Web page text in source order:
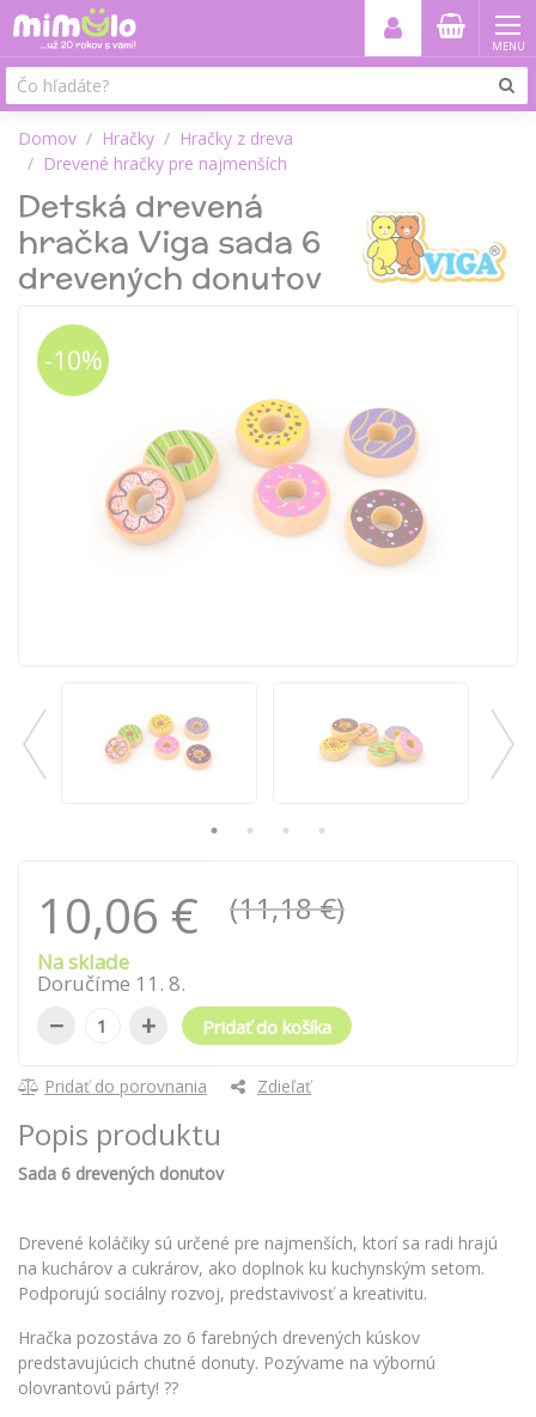
MENU
Domov Hračky
Hračky z dreva
Drevené hračky pre najmenších
Detská drevená
hračka Viga sada 6
drevených donutov
-10%
10,06 € (11,18 €)
Na sklade
Doručíme 11 . 8.
− + Pridať do košíka
Pridať do porovnania Zdieľať
Popis produktu
Sada 6 drevených donutov
Drevené koláčiky sú určené pre najmenších, ktorí sa radi hrajú
na kuchárov a cukrárov, ako doplnok ku kuchynským setom.
Podporujú sociálny rozvoj, predstavivosť a kreativitu.
Hračka pozostáva zo 6 farebných drevených kúskov
predstavujúcich chutné donuty. Pozývame na výbornú
olovrantovú párty! ??